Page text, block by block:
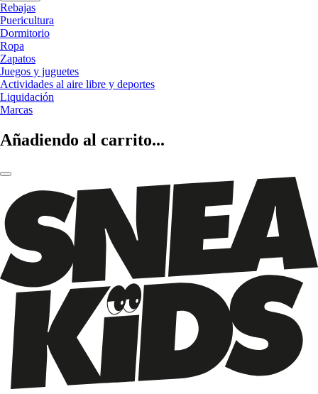
Rebajas
Puericultura
Dormitorio
Ropa
Zapatos
Juegos y juguetes
Actividades al aire libre y deportes
Liquidación
Marcas
Añadiendo al carrito...